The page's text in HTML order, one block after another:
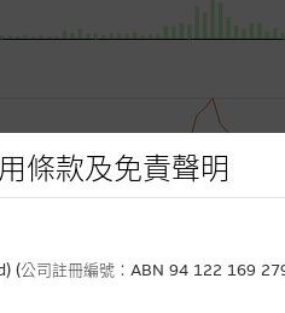
條款及免責聲明
公司註冊編號：ABN 94 122 169